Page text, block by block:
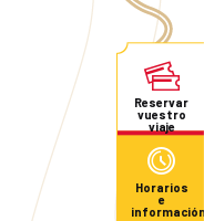
Reservar
vuestro
viaje
Horarios
e